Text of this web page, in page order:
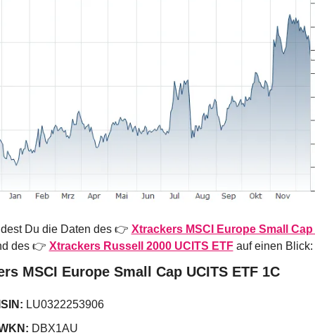
Du die Daten des 👉 Xtrackers MSCI Europe Small Cap
des 👉 Xtrackers Russell 2000 UCITS ETF auf einen Blick:
MSCI Europe Small Cap UCITS ETF 1C
LU0322253906
DBX1AU